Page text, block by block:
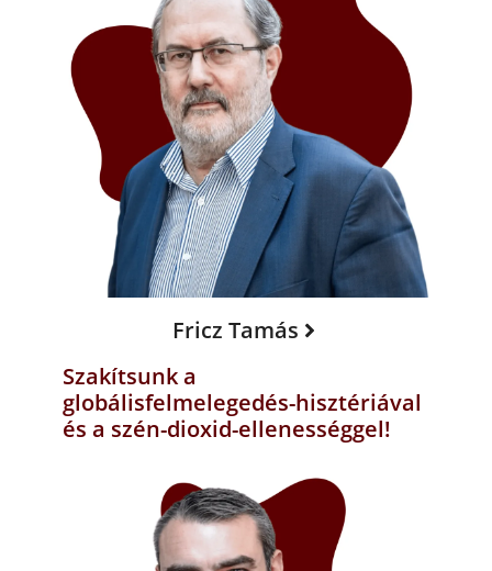
Fricz Tamás
Szakítsunk a
globálisfelmelegedés-hisztériával
és a szén-dioxid-ellenességgel!